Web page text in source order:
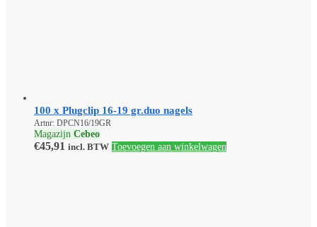
100 x Plugclip 16-19 gr.duo nagels
Artnr: DPCN16/19GR
Magazijn Cebeo
€45,91 incl. BTW Toevoegen aan winkelwagen